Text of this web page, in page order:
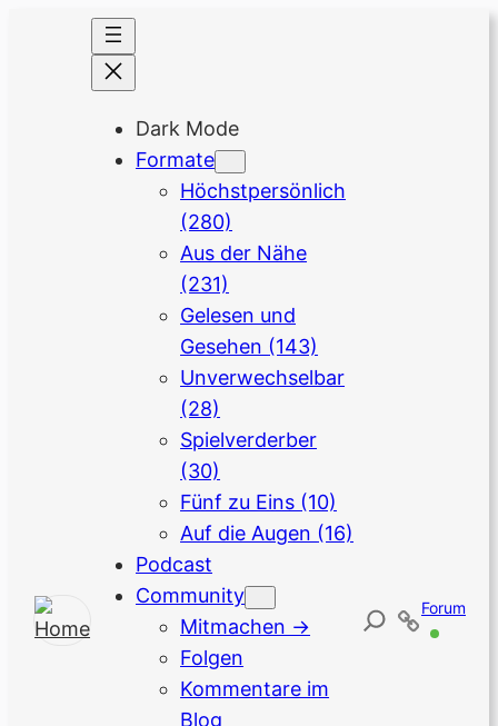
Dark Mode
Formate
Höchstpersönlich
(280)
Aus der Nähe
(231)
Gelesen und
Gesehen (143)
Unverwechselbar
(28)
Spielverderber
(30)
Fünf zu Eins (10)
Auf die Augen (16)
Podcast
Community
Mitmachen →
Folgen
Kommentare im
Blog
Forum